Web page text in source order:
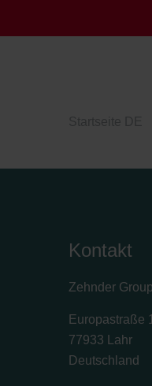
Kontakt
Zehnder
Europastraße
77933 Lahr
Deutschland